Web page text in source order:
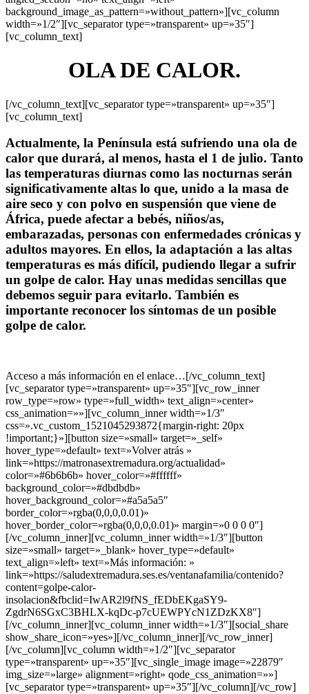
background_image_as_pattern=»without_pattern»][vc_column
width=»1/2″][vc_separator type=»transparent» up=»35″]
[vc_column_text]
OLA DE CALOR.
[/vc_column_text][vc_separator type=»transparent» up=»35″]
[vc_column_text]
Actualmente, la Península está sufriendo una ola de
calor que durará, al menos, hasta el 1 de julio. Tanto
las temperaturas diurnas como las nocturnas serán
significativamente altas lo que, unido a la masa de
aire seco y con polvo en suspensión que viene de
África, puede afectar a bebés, niños/as,
embarazadas, personas con enfermedades crónicas y
adultos mayores. En ellos, la adaptación a las altas
temperaturas es más difícil, pudiendo llegar a sufrir
un golpe de calor. Hay unas medidas sencillas que
debemos seguir para evitarlo. También es
importante reconocer los síntomas de un posible
golpe de calor.
Acceso a más información en el enlace…[/vc_column_text]
[vc_separator type=»transparent» up=»35″][vc_row_inner
row_type=»row» type=»full_width» text_align=»center»
css_animation=»»][vc_column_inner width=»1/3″
css=».vc_custom_1521045293872{margin-right: 20px
!important;}»][button size=»small» target=»_self»
hover_type=»default» text=»Volver atrás »
link=»https://matronasextremadura.org/actualidad»
color=»#6b6b6b» hover_color=»#ffffff»
background_color=»#dbdbdb»
hover_background_color=»#a5a5a5″
border_color=»rgba(0,0,0,0.01)»
hover_border_color=»rgba(0,0,0,0.01)» margin=»0 0 0 0″]
[/vc_column_inner][vc_column_inner width=»1/3″][button
size=»small» target=»_blank» hover_type=»default»
text_align=»left» text=»Más información: »
link=»https://saludextremadura.ses.es/ventanafamilia/contenido?
content=golpe-calor-
insolacion&fbclid=IwAR2l9fNS_fEDbEKgaSY9-
ZgdrN6SGxC3BHLX-kqDc-p7cUEWPYcN1ZDzKX8″]
[/vc_column_inner][vc_column_inner width=»1/3″][social_share
show_share_icon=»yes»][/vc_column_inner][/vc_row_inner]
[/vc_column][vc_column width=»1/2″][vc_separator
type=»transparent» up=»35″][vc_single_image image=»22879″
img_size=»large» alignment=»right» qode_css_animation=»»]
[vc_separator type=»transparent» up=»35″][/vc_column][/vc_row]